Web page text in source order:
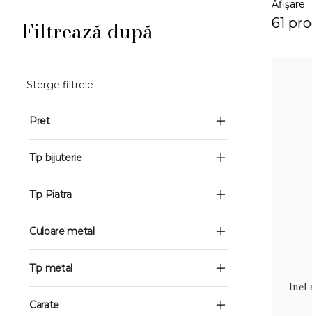
Afișare
61
Inel
Filtrează după
Sterge filtrele
Pret
Tip bijuterie
Tip Piatra
Culoare metal
Tip metal
Carate